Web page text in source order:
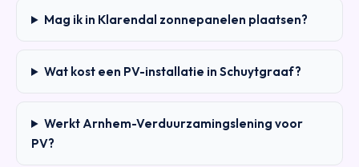
Mag ik in Klarendal zonnepanelen plaatsen?
Wat kost een PV-installatie in Schuytgraaf?
Werkt Arnhem-Verduurzamingslening voor
PV?